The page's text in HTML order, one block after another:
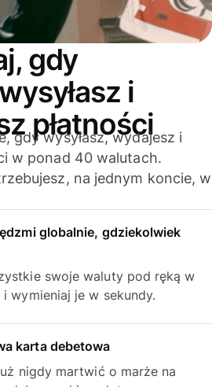
gdy
i
płatności
gdy wysyłasz, wydajesz i
w ponad 40 walutach.
na jednym koncie, w
globalnie, gdziekolwiek
swoje waluty pod ręką w
wymieniaj je w sekundy.
karta debetowa
nigdy martwić o marże na